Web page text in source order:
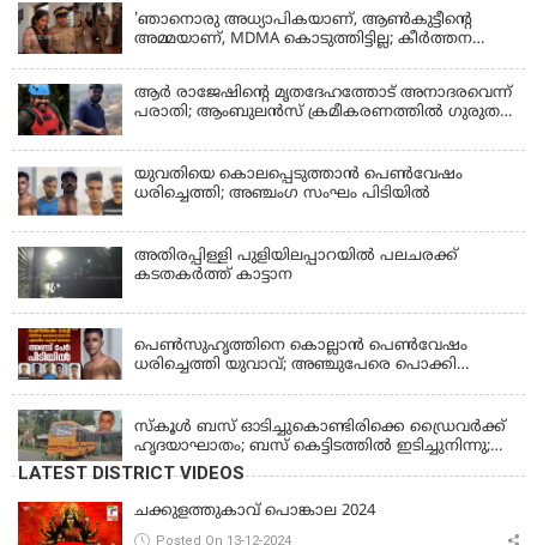
'ഞാനൊരു അധ്യാപികയാണ്, ആണ്‍കുട്ടീന്റെ
അമ്മയാണ്‌, MDMA കൊടുത്തിട്ടില്ല; കീർത്തന
ആര്‍ രാജേഷിന്റെ മൃതദേഹത്തോട് അനാദരവെന്ന്
പരാതി; ആംബുലന്‍സ് ക്രമീകരണത്തില്‍ ഗുരുതര
ഫ്രീസര്‍ സംവിധാനം ഇല്ലാതെയെന്നും ആരോപണം
യുവതിയെ കൊലപ്പെടുത്താൻ പെൺവേഷം
ധരിച്ചെത്തി; അഞ്ചംഗ സംഘം പിടിയിൽ
അതിരപ്പിള്ളി പുളിയിലപ്പാറയിൽ പലചരക്ക്
കടതകർത്ത് കാട്ടാന
പെണ്‍സുഹൃത്തിനെ കൊല്ലാന്‍ പെണ്‍വേഷം
ധരിച്ചെത്തി യുവാവ്; അഞ്ചുപേരെ പൊക്കി
സ്കൂൾ ബസ് ഓടിച്ചുകൊണ്ടിരിക്കെ ഡ്രൈവർക്ക്
ഹൃദയാഘാതം; ബസ് കെട്ടിടത്തിൽ ഇടിച്ചുനിന്നു;
ഡ്രൈവർ മരിച്ചു, രണ്ട് കുട്ടികൾക്ക് പരിക്ക്
LATEST DISTRICT VIDEOS
ചക്കുളത്തുകാവ് പൊങ്കാല 2024
Posted On 13-12-2024